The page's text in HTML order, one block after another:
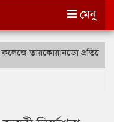
মেনু
তায়কোয়ানডো প্রতিযোগিতা